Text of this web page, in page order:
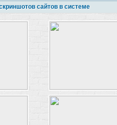
сайтов в системе